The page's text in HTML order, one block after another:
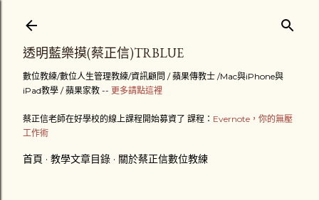
透明藍樂摸(蔡正信)TRBLUE
數位教練/數位人生管理教練/資訊顧問 / 蘋果傳教士 /Mac與iPhone與
iPad教學 / 蘋果家教 -- 更多請點這裡
蔡正信老師在好學校的線上課程開始募資了 課程： Evernote，你的無壓
工作術
首頁 教學文章目錄 關於蔡正信數位教練